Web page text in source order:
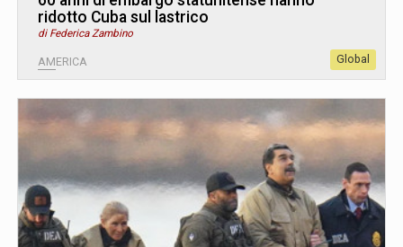
ridotto Cuba sul lastrico
di Federica Zambino
AMERICA Global